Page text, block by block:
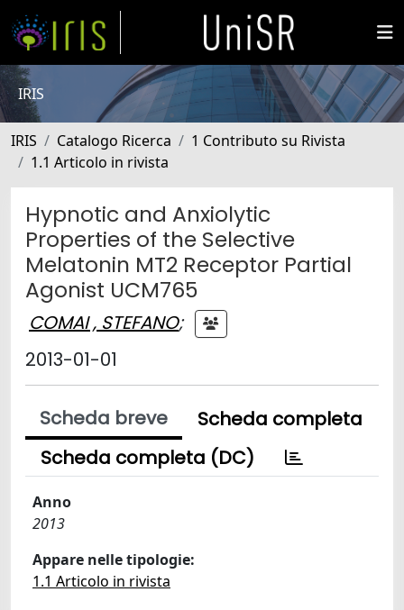
IRIS
IRIS Catalogo Ricerca
1 Contributo su Rivista
1.1 Articolo in rivista
Hypnotic and Anxiolytic
Properties of the Selective
Melatonin MT2 Receptor Partial
Agonist UCM765
COMAI , STEFANO;
2013-01-01
Scheda breve
Scheda completa
Scheda completa (DC)
Anno
2013
Appare nelle tipologie:
1.1 Articolo in rivista